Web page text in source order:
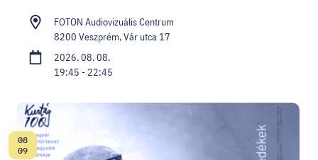
FOTON Audiovizuális Centrum
8200 Veszprém, Vár utca 17
2026. 08. 08.
19:45 - 22:45
Dátum:
08
09